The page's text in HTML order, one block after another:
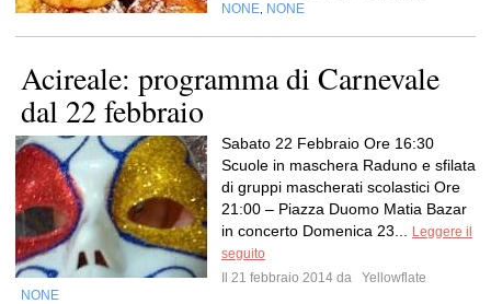
NONE NONE
Acireale: programma di Carnevale
dal 22 febbraio
Sabato 22 Febbraio Ore 16:30
Scuole in maschera Raduno e sfilata
di gruppi mascherati scolastici Ore
21:00 – Piazza Duomo Matia Bazar
in concerto Domenica 23...
Leggere il
seguito
Il 21 febbraio 2014 da
Yellowflate
NONE